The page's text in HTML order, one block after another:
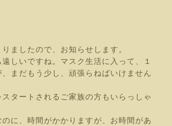
ましたので、お知らせします。
しいですね。マスク生活に入って、１
まだもう少し、頑張らねばいけません
タートされるご家族の方もいらっしゃ
に、時間がかかりますが、お時間があ